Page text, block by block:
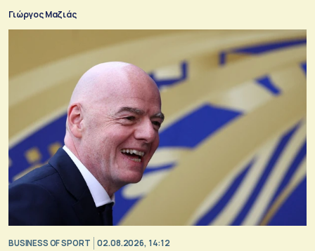
πολυετή σύγκρουση για τη συμφωνία της La Liga με το
επενδυτικό ταμείο CVC.
Γιώργος Μαζιάς
BUSINESS OF SPORT 02.08.2026, 14:12